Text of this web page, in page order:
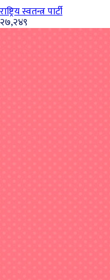
राष्ट्रिय स्वतन्त्र पार्टी
२७,२४९